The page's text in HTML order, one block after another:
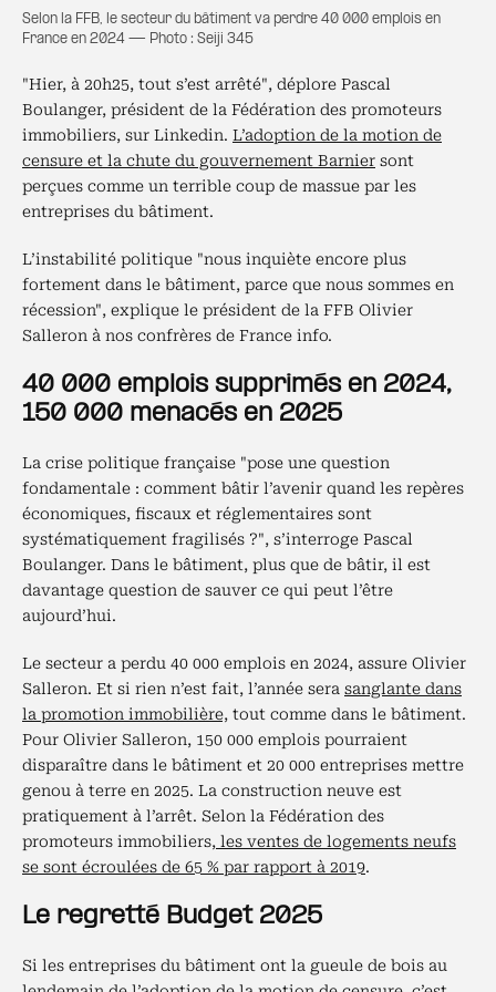
Selon la FFB, le secteur du bâtiment va perdre 40 000 emplois en
France en 2024 — Photo : Seiji 345
"Hier, à 20h25, tout s’est arrêté", déplore Pascal
Boulanger, président de la Fédération des promoteurs
immobiliers, sur Linkedin. L’adoption de la motion de
censure et la chute du gouvernement Barnier sont
perçues comme un terrible coup de massue par les
entreprises du bâtiment.
L’instabilité politique "nous inquiète encore plus
fortement dans le bâtiment, parce que nous sommes en
récession", explique le président de la FFB Olivier
Salleron à nos confrères de France info.
40 000 emplois supprimés en 2024,
150 000 menacés en 2025
La crise politique française "pose une question
fondamentale : comment bâtir l’avenir quand les repères
économiques, fiscaux et réglementaires sont
systématiquement fragilisés ?", s’interroge Pascal
Boulanger. Dans le bâtiment, plus que de bâtir, il est
davantage question de sauver ce qui peut l’être
aujourd’hui.
Le secteur a perdu 40 000 emplois en 2024, assure Olivier
Salleron. Et si rien n’est fait, l’année sera sanglante dans
la promotion immobilière, tout comme dans le bâtiment.
Pour Olivier Salleron, 150 000 emplois pourraient
disparaître dans le bâtiment et 20 000 entreprises mettre
genou à terre en 2025. La construction neuve est
pratiquement à l’arrêt. Selon la Fédération des
promoteurs immobiliers, les ventes de logements neufs
se sont écroulées de 65 % par rapport à 2019.
Le regretté Budget 2025
Si les entreprises du bâtiment ont la gueule de bois au